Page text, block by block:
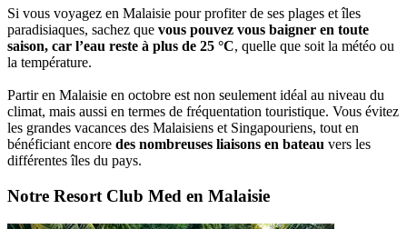
Si vous voyagez en Malaisie pour profiter de ses plages et îles
paradisiaques, sachez que vous pouvez vous baigner en toute
saison, car l’eau reste à plus de 25 °C, quelle que soit la météo ou
la température.
Partir en Malaisie en octobre est non seulement idéal au niveau du
climat, mais aussi en termes de fréquentation touristique. Vous évitez
les grandes vacances des Malaisiens et Singapouriens, tout en
bénéficiant encore des nombreuses liaisons en bateau vers les
différentes îles du pays.
Notre Resort Club Med en Malaisie